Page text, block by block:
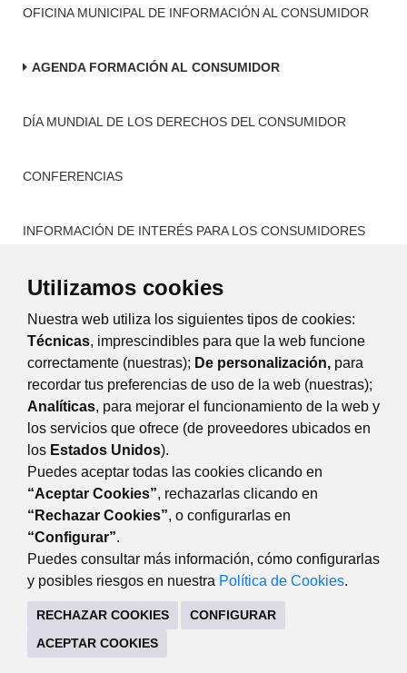
Utilizamos cookies
Nuestra web utiliza los siguientes tipos de cookies:
Técnicas, imprescindibles para que la web funcione
correctamente (nuestras); De personalización, para
recordar tus preferencias de uso de la web (nuestras);
Analíticas, para mejorar el funcionamiento de la web y
los servicios que ofrece (de proveedores ubicados en
los Estados Unidos).
Puedes aceptar todas las cookies clicando en
“Aceptar Cookies”, rechazarlas clicando en
“Rechazar Cookies”, o configurarlas en
“Configurar”.
Puedes consultar más información, cómo configurarlas
y posibles riesgos en nuestra Política de Cookies.
RECHAZAR COOKIES
CONFIGURAR
ACEPTAR COOKIES
OFICINA MUNICIPAL DE INFORMACIÓN AL CONSUMIDOR
AGENDA FORMACIÓN AL CONSUMIDOR
DÍA MUNDIAL DE LOS DERECHOS DEL CONSUMIDOR
CONFERENCIAS
INFORMACIÓN DE INTERÉS PARA LOS CONSUMIDORES
TRÁMITES Y SERVICIOS
CITA PREVIA SERVICIO DE CONSUMO
Eventos Día Semana Mes Año
Anterior miércoles
Avda. de Guadarrama, 34 (lateral del edificio). 28220
Majadahonda Madrid
916341440
MAPA WEB
AVISO LEGAL
POLÍTICA DE COOKIES